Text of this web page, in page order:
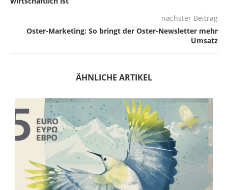
nächster Beitrag
Oster-Marketing: So bringt der Oster-Newsletter mehr
Umsatz
ÄHNLICHE ARTIKEL